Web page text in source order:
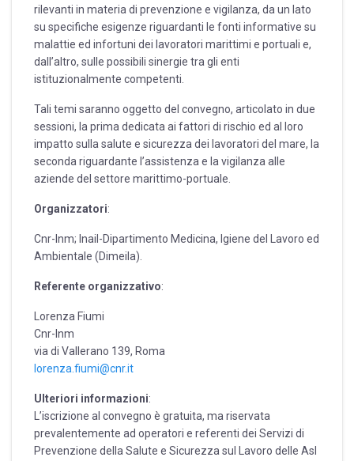
rilevanti in materia di prevenzione e vigilanza, da un lato
su specifiche esigenze riguardanti le fonti informative su
malattie ed infortuni dei lavoratori marittimi e portuali e,
dall’altro, sulle possibili sinergie tra gli enti
istituzionalmente competenti.
Tali temi saranno oggetto del convegno, articolato in due
sessioni, la prima dedicata ai fattori di rischio ed al loro
impatto sulla salute e sicurezza dei lavoratori del mare, la
seconda riguardante l’assistenza e la vigilanza alle
aziende del settore marittimo-portuale.
Organizzatori:
Cnr-Inm; Inail-Dipartimento Medicina, Igiene del Lavoro ed
Ambientale (Dimeila).
Referente organizzativo:
Lorenza Fiumi
Cnr-Inm
via di Vallerano 139, Roma
lorenza.fiumi@cnr.it
Ulteriori informazioni:
L’iscrizione al convegno è gratuita, ma riservata
prevalentemente ad operatori e referenti dei Servizi di
Prevenzione della Salute e Sicurezza sul Lavoro delle Asl